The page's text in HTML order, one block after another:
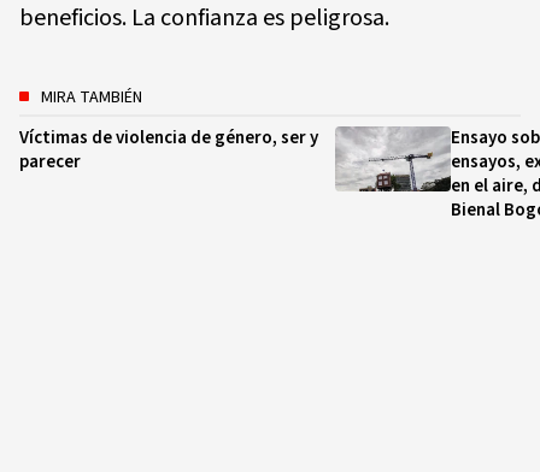
beneficios. La confianza es peligrosa.
MIRA TAMBIÉN
Víctimas de violencia de género, ser y
parecer
Ensayo
ensayos,
en el aire,
Bienal